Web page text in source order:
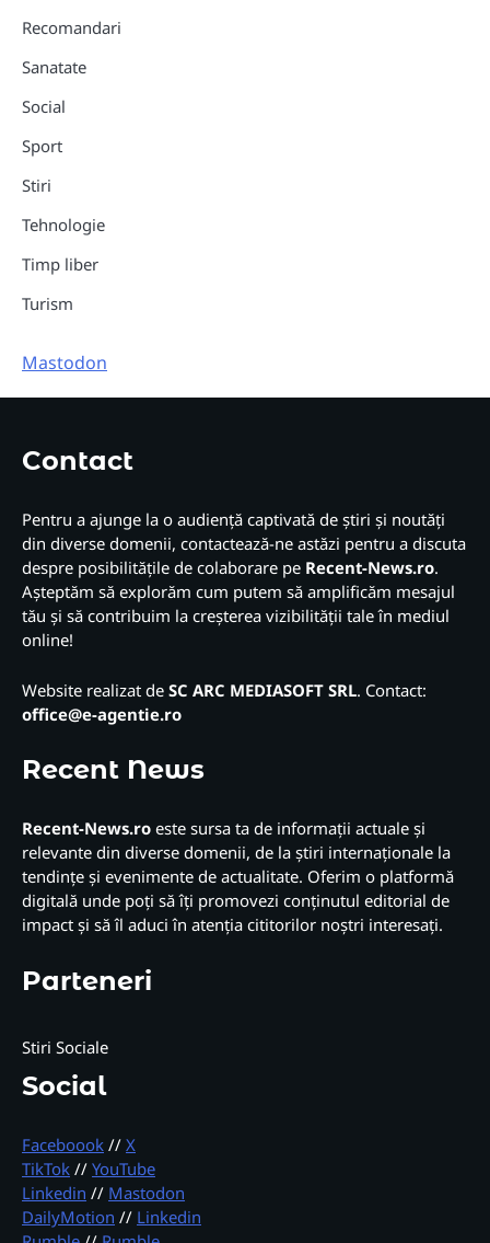
Recomandari
Sanatate
Social
Sport
Stiri
Tehnologie
Timp liber
Turism
Mastodon
Contact
Pentru a ajunge la o audiență captivată de știri și noutăți
din diverse domenii, contactează-ne astăzi pentru a discuta
despre posibilitățile de colaborare pe Recent-News.ro.
Așteptăm să explorăm cum putem să amplificăm mesajul
tău și să contribuim la creșterea vizibilității tale în mediul
online!
Website realizat de SC ARC MEDIASOFT SRL. Contact:
office@e-agentie.ro
Recent News
Recent-News.ro este sursa ta de informații actuale și
relevante din diverse domenii, de la știri internaționale la
tendințe și evenimente de actualitate. Oferim o platformă
digitală unde poți să îți promovezi conținutul editorial de
impact și să îl aduci în atenția cititorilor noștri interesați.
Parteneri
Stiri Sociale
Social
Faceboook // X
TikTok // YouTube
Linkedin // Mastodon
DailyMotion // Linkedin